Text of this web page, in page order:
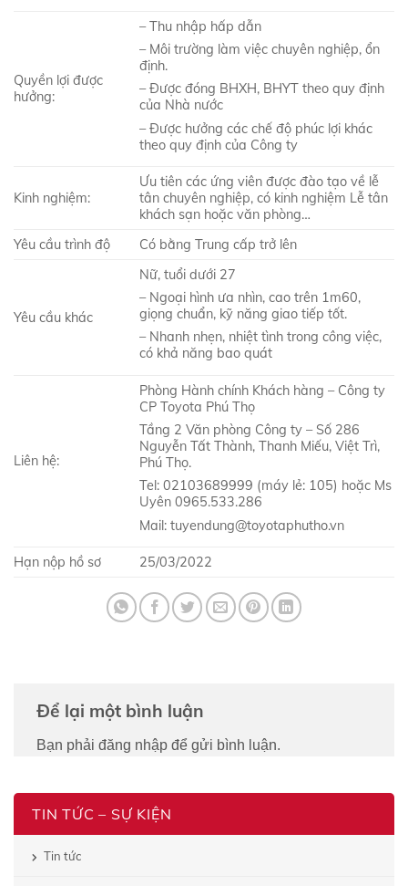
TIN TỨC – SỰ KIỆN
Tin tức
Quyền lợi được
hưởng:
– Thu nhập hấp dẫn
– Môi trường làm việc chuyên nghiệp, ổn
định.
– Được đóng BHXH, BHYT theo quy định
của Nhà nước
– Được hưởng các chế độ phúc lợi khác
theo quy định của Công ty
Kinh nghiệm:
Ưu tiên các ứng viên được đào tạo về lễ
tân chuyên nghiệp, có kinh nghiệm Lễ tân
khách sạn hoặc văn phòng…
Yêu cầu trình độ
Có bằng Trung cấp trở lên
Yêu cầu khác
Nữ, tuổi dưới 27
– Ngoại hình ưa nhìn, cao trên 1m60,
giọng chuẩn, kỹ năng giao tiếp tốt.
– Nhanh nhẹn, nhiệt tình trongcông việc,
có khả năng bao quát
Liên hệ:
Phòng Hành chính Khách hàng – Công ty
CP Toyota Phú Thọ
Tầng 2 Văn phòng Công ty – Số 286
Nguyễn Tất Thành, Thanh Miếu, Việt Trì,
Phú Thọ.
Tel: 02103689999 (máy lẻ: 105) hoặc Ms
Uyên 0965.533.286
Mail: tuyendung@toyotaphutho.vn
Hạn nộp hồ sơ 25/03/2022
Để lại một bình luận
Bạn phải đăng nhập để gửi bình luận.